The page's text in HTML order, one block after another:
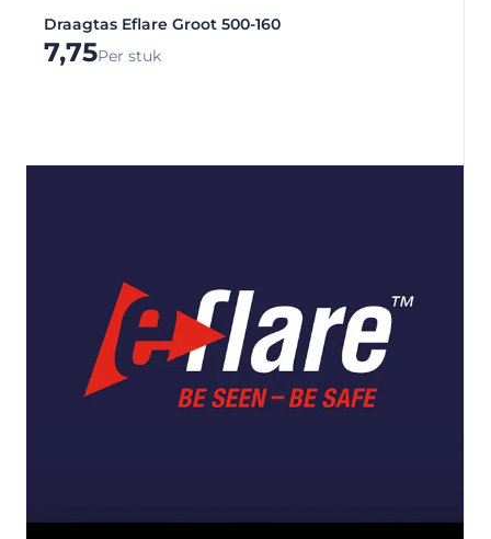
Draagtas Eflare Groot 500-160
7,75Per stuk